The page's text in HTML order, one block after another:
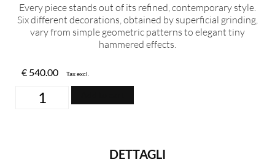
Every piece stands out of its refined, contemporary style.
Six different decorations, obtained by superficial grinding,
vary from simple geometric patterns to elegant tiny
hammered effects.
€ 540.00 Tax excl.
DETTAGLI